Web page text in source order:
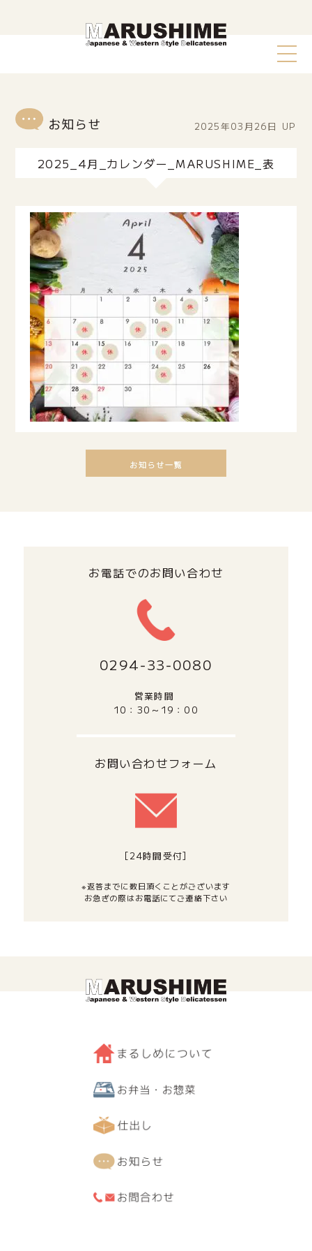
2025年03月26日 UP
2025_4月_カレンダー_MARUSHIME_表
お電話でのお問い合わせ
0294‐33‐0080
営業時間
10：30～19：00
お問い合わせフォーム
[24時間受付]
※返答までに数日頂くことがございます
お急ぎの際はお電話にてご連絡下さい